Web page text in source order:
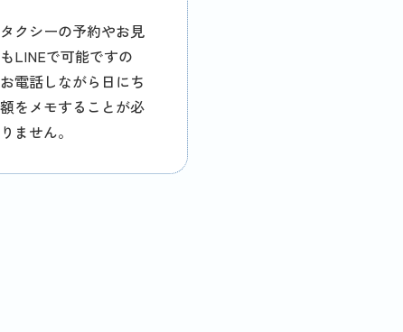
クシーの予約やお見
LINEで可能ですの
電話しながら日にち
をメモすることが必
ません。